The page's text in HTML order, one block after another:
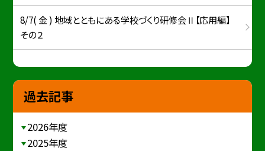
8/7( 金 ) 地域とともにある学校づくり研修会Ⅱ【応用編】
その２
過去記事
2026年度
2025年度